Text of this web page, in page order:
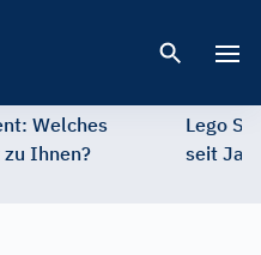
Welches
Ihnen?
Lego
seit